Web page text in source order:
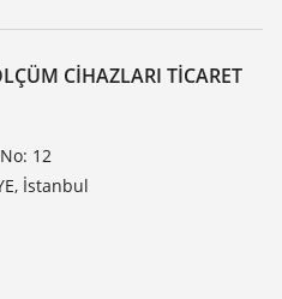
CIHAZLARI TICARET
12
İstanbul